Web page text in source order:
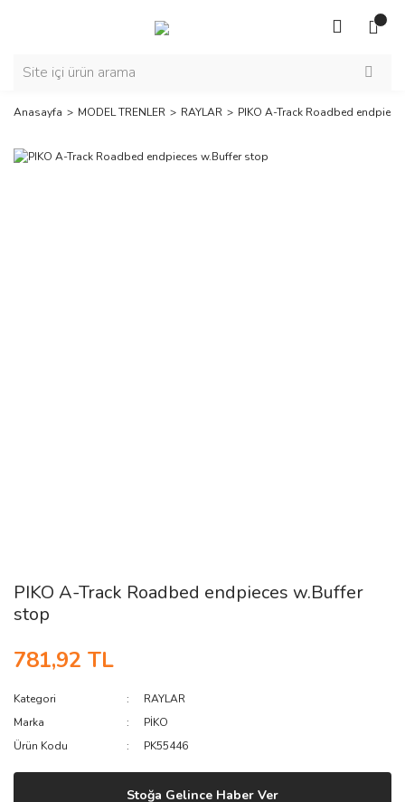
Anasayfa MODEL TRENLER RAYLAR PIKO A-Track Roadbed
PIKO A-Track Roadbed endpieces w.Buffer
stop
781,92 TL
Kategori
RAYLAR
Marka
PİKO
Ürün Kodu
PK55446
Stoğa Gelince Haber Ver